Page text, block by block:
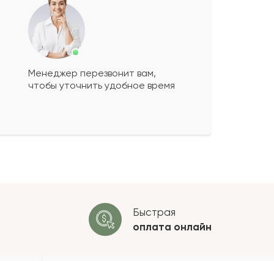
будет+?
ОСТАВИТЬ ОТЗЫВ
Менеджер перезвонит вам,
чтобы уточнить удобное время
Быстрая
оплата онлайн